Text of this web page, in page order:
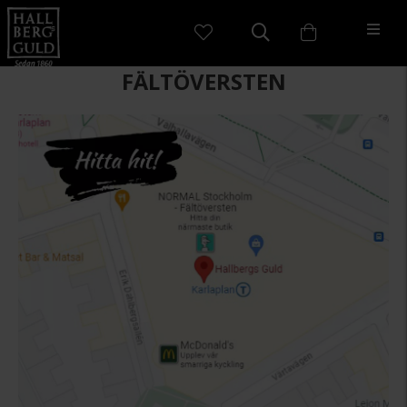
FÄLTÖVERSTEN